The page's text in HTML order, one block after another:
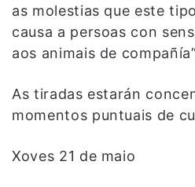
as molestias que este
causa a persoas con
aos animais de
As tiradas estarán
momentos puntuais de
Xoves 21 de maio